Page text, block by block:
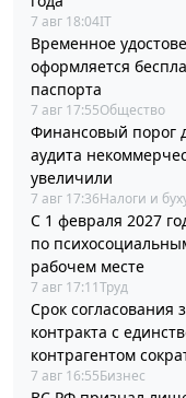
7 авг 18:04IT
Временное
оформляется
паспорта
7 авг 17:55Общество
Финансовый порог
аудита
увеличили
7 авг 17:36Налоги и
С 1 февраля 2027
по
рабочем месте
7 авг 17:11Труд
Срок согласования
контракта с
контрагентом
7 авг 16:55Бизнес